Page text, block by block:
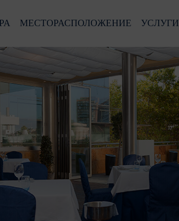
МЕСТОРАСПОЛОЖЕНИЕ УСЛУГИ